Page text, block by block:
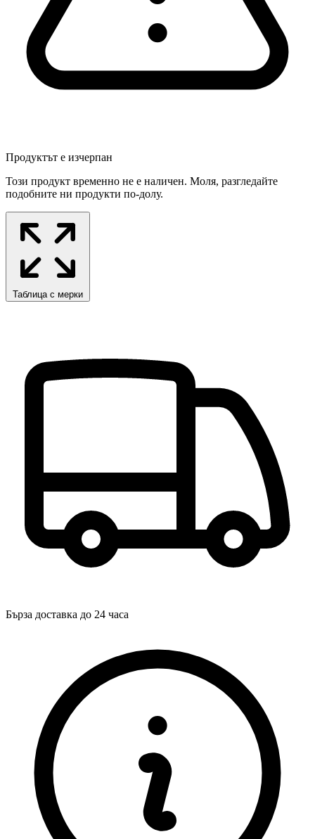
Продуктът е изчерпан
Този продукт временно не е наличен. Моля, разгледайте
подобните ни продукти по-долу.
Таблица с мерки
Бърза доставка до 24 часа